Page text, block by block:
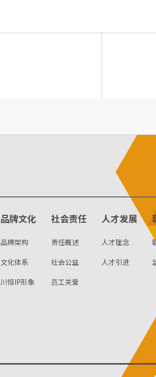
品牌文化
品牌架构
文化体系
川恒IP形象
社会责任
责任概述
社会公益
员工关爱
人才发展
人才理念
人才引进